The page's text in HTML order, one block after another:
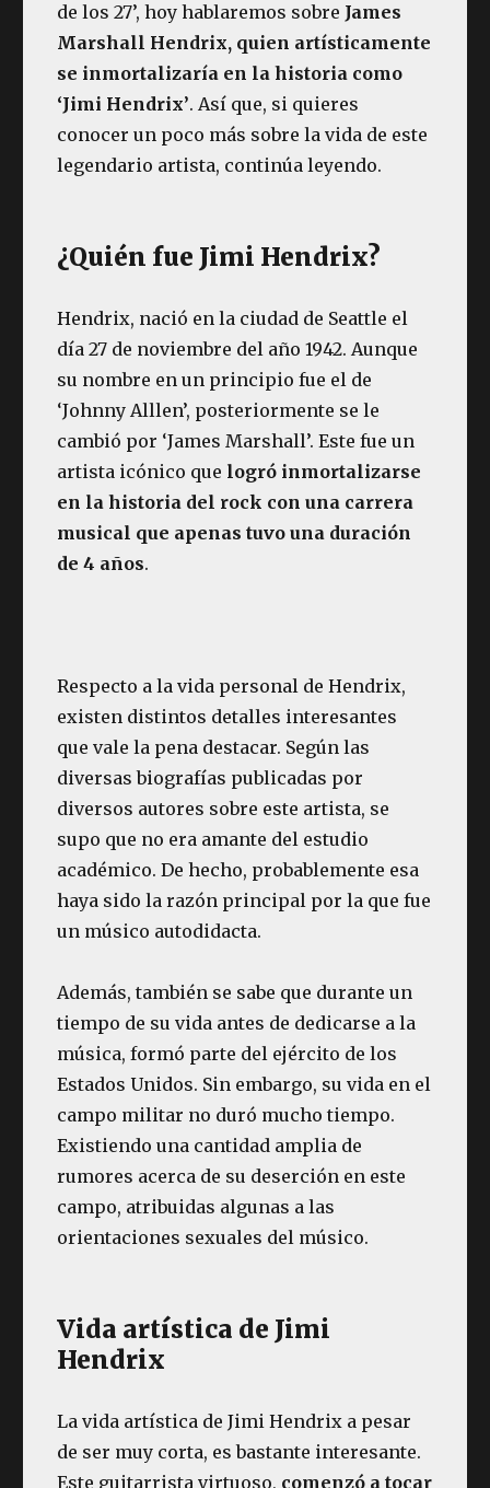
de los 27’, hoy hablaremos sobre James
Marshall Hendrix, quien artísticamente
se inmortalizaría en la historia como
‘Jimi Hendrix’. Así que, si quieres
conocer un poco más sobre la vida de este
legendario artista, continúa leyendo.
¿Quién fue Jimi Hendrix?
Hendrix, nació en la ciudad de Seattle el
día 27 de noviembre del año 1942. Aunque
su nombre en un principio fue el de
‘Johnny Alllen’, posteriormente se le
cambió por ‘James Marshall’. Este fue un
artista icónico que logró inmortalizarse
en la historia del rock con una carrera
musical que apenas tuvo una duración
de 4 años.
Respecto a la vida personal de Hendrix,
existen distintos detalles interesantes
que vale la pena destacar. Según las
diversas biografías publicadas por
diversos autores sobre este artista, se
supo que no era amante del estudio
académico. De hecho, probablemente esa
haya sido la razón principal por la que fue
un músico autodidacta.
Además, también se sabe que durante un
tiempo de su vida antes de dedicarse a la
música, formó parte del ejército de los
Estados Unidos. Sin embargo, su vida en el
campo militar no duró mucho tiempo.
Existiendo una cantidad amplia de
rumores acerca de su deserción en este
campo, atribuidas algunas a las
orientaciones sexuales del músico.
Vida artística de Jimi
Hendrix
La vida artística de Jimi Hendrix a pesar
de ser muy corta, es bastante interesante.
Este guitarrista virtuoso, comenzó a tocar